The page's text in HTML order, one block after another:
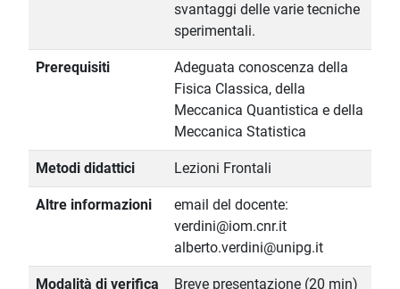
svantaggi delle varie tecniche
sperimentali.
Prerequisiti
Adeguata conoscenza della
Fisica Classica, della
Meccanica Quantistica e della
Meccanica Statistica
Metodi didattici Lezioni Frontali
Altre informazioni
email del docente:
verdini@iom.cnr.it
alberto.verdini@unipg.it
Modalità di verifica Breve presentazione (20 min)